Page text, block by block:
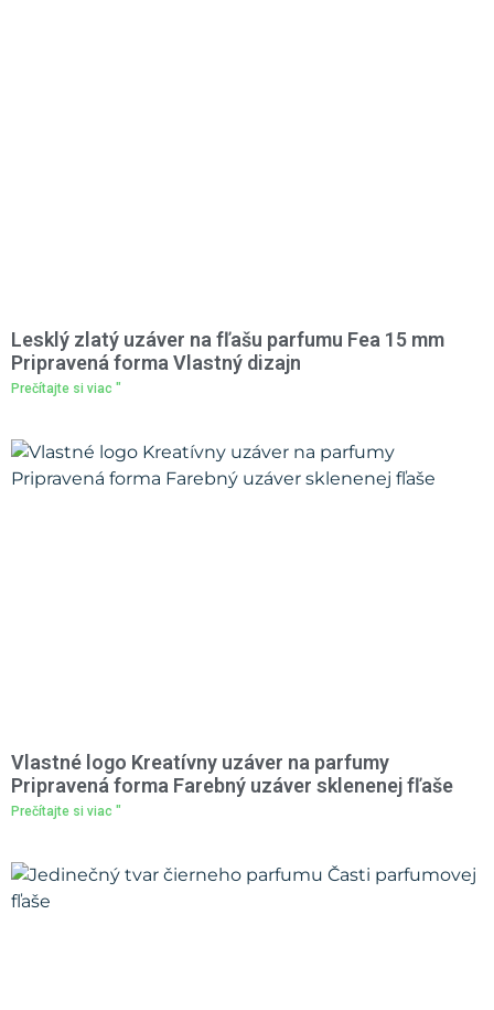
Lesklý zlatý uzáver na fľašu parfumu Fea 15 mm
Pripravená forma Vlastný dizajn
Prečítajte si viac "
Vlastné logo Kreatívny uzáver na parfumy
Pripravená forma Farebný uzáver sklenenej fľaše
Prečítajte si viac "